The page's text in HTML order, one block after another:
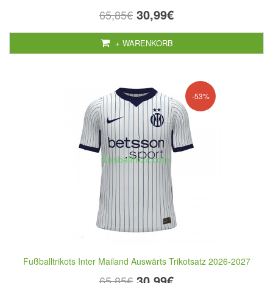
65,85€ 30,99€
+ WARENKORB
-53%
Fußballtrikots Inter Mailand Auswärts Trikotsatz 2026-2027